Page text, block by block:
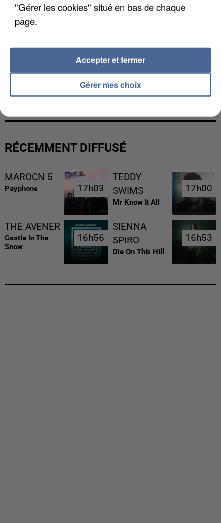
UNE TOURISTE DE L’OISE EMPORTÉE PAR UNE
COULÉE DE BOUE EN HAUTE-SAVOIE
RÉCEMMENT DIFFUSÉ
MAROON 5
Payphone 17h03
17h03
TEDDY
SWIMS
Mr Know It All
17h00
17h00
THE AVENER
Castle In The
Snow
16h56
16h56
SIENNA
SPIRO
Die On This Hill
16h53
16h53
"Gérer les cookies" situé en bas de chaque
page.
Gérer mes choix
Accepter et fermer